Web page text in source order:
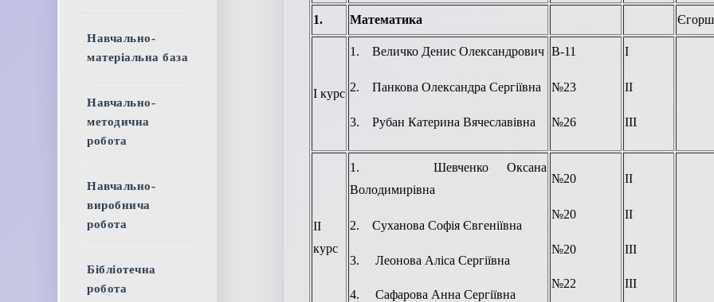
1. Математика
І курс
1. Величко Денис Олександрович
2. Панкова Олександра Сергіївна
3. Рубан Катерина Вячеславівна
В-11
№23
№26
І
ІІ
ІІІ
ІІ
курс
1. Шевченко Оксана
Володимирівна
2. Суханова Софія Євгеніївна
3. Леонова Аліса Сергіївна
4. Сафарова Анна Сергіївна
№20
№20
№20
№22
ІІ
ІІ
ІІІ
ІІІ
Навчально-
матеріальна база
Навчально-
методична
робота
Навчально-
виробнича
робота
Бібліотечна
робота